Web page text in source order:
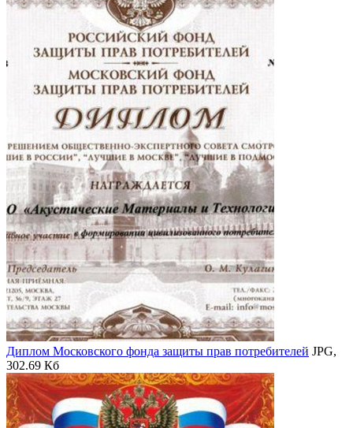
Диплом Московского фонда защиты прав потребителей JPG,
302.69 Кб